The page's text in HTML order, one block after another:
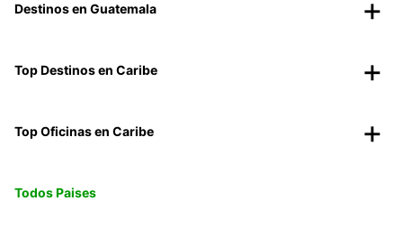
Destinos en Guatemala
Top Destinos en Caribe
Top Oficinas en Caribe
Todos Paises